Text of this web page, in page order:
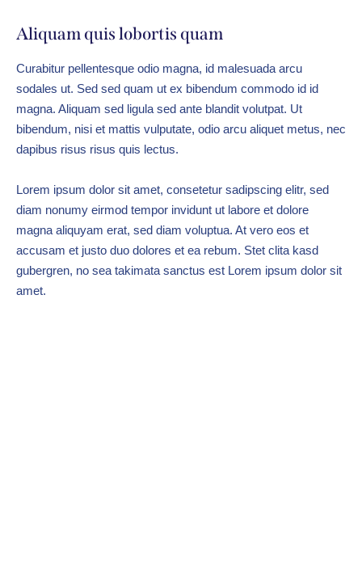
Aliquam quis lobortis quam
Curabitur pellentesque odio magna, id malesuada arcu
sodales ut. Sed sed quam ut ex bibendum commodo id id
magna. Aliquam sed ligula sed ante blandit volutpat. Ut
bibendum, nisi et mattis vulputate, odio arcu aliquet metus, nec
dapibus risus risus quis lectus.
Lorem ipsum dolor sit amet, consetetur sadipscing elitr, sed
diam nonumy eirmod tempor invidunt ut labore et dolore
magna aliquyam erat, sed diam voluptua. At vero eos et
accusam et justo duo dolores et ea rebum. Stet clita kasd
gubergren, no sea takimata sanctus est Lorem ipsum dolor sit
amet.